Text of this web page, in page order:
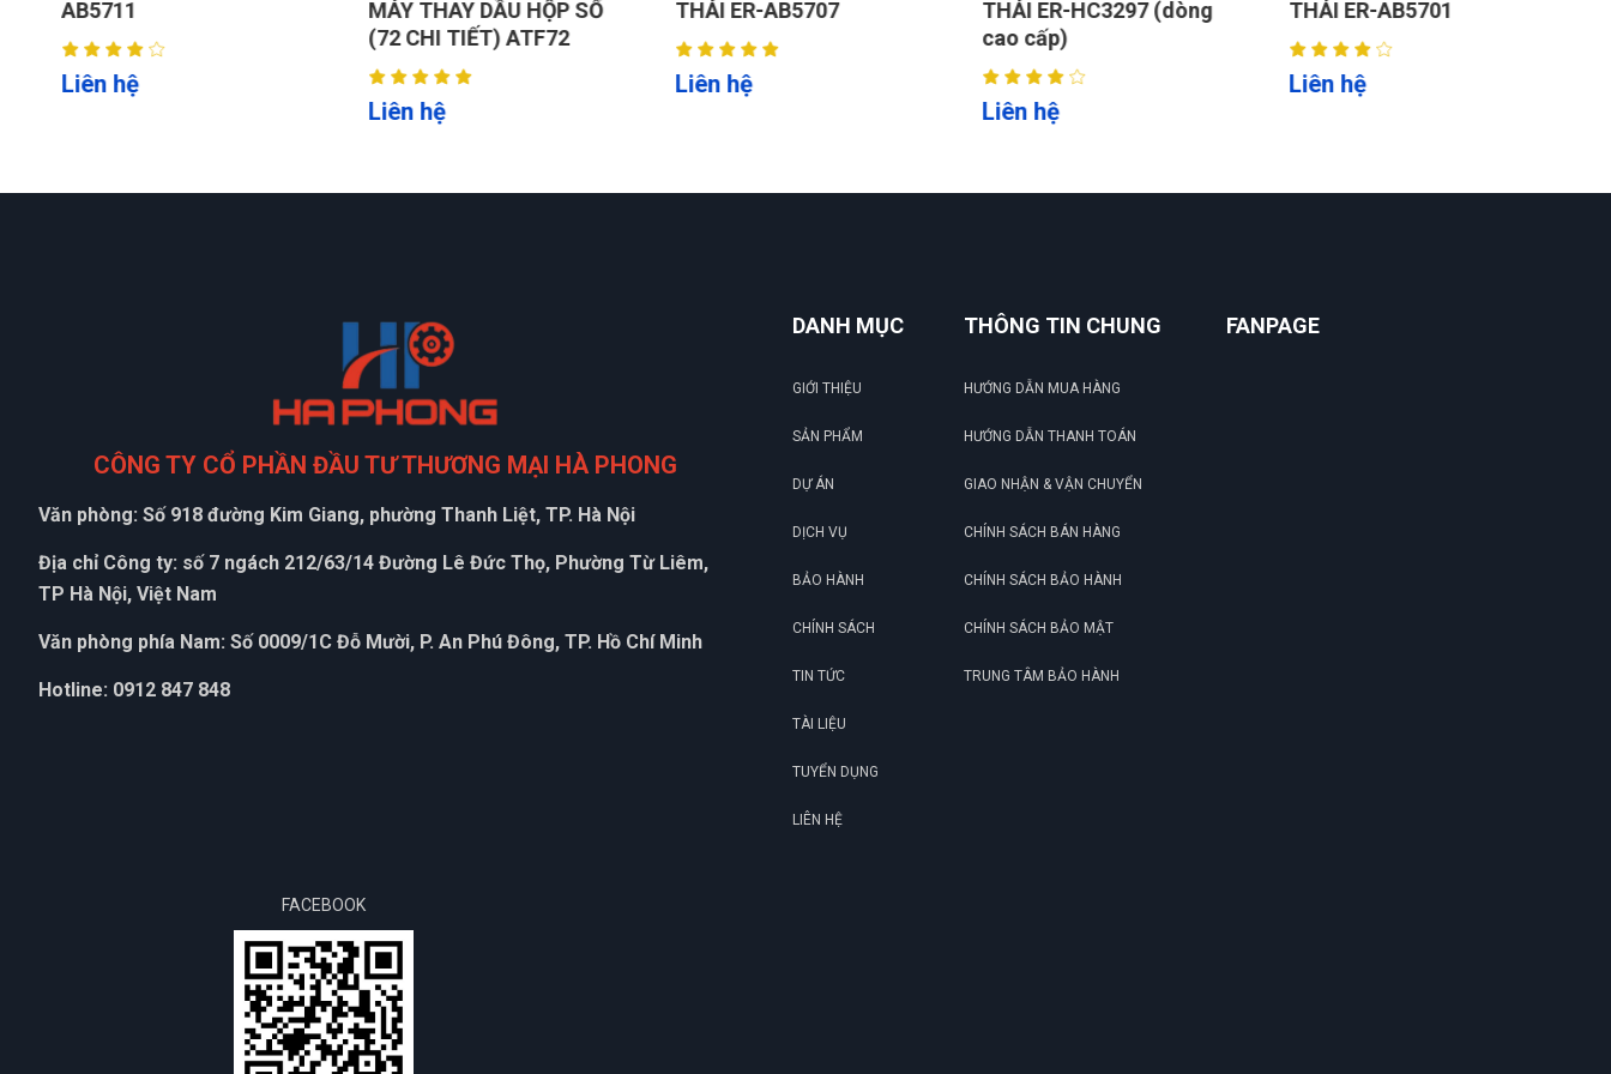
AB5711
Liên hệ
MÁY THAY DẦU HỘP SỐ
(72 CHI TIẾT) ATF72
Liên hệ
THẢI ER-AB5707
Liên hệ
THẢI ER-HC3297 (dòng
cao cấp)
Liên hệ
THẢI ER-AB5701
Liên hệ
CÔNG TY CỔ PHẦN ĐẦU TƯ THƯƠNG MẠI HÀ PHONG
Văn phòng: Số 918 đường Kim Giang, phường Thanh Liệt, TP. Hà Nội
Địa chỉ Công ty: số 7 ngách 212/63/14 Đường Lê Đức Thọ, Phường Từ Liêm,
TP Hà Nội, Việt Nam
Văn phòng phía Nam: Số 0009/1C Đỗ Mười, P. An Phú Đông, TP. Hồ Chí Minh
Hotline: 0912 847 848
DANH MỤC
GIỚI THIỆU
SẢN PHẨM
DỰ ÁN
DỊCH VỤ
BẢO HÀNH
CHÍNH SÁCH
TIN TỨC
TÀI LIỆU
TUYỂN DỤNG
LIÊN HỆ
THÔNG TIN CHUNG
HƯỚNG DẪN MUA HÀNG
HƯỚNG DẪN THANH TOÁN
GIAO NHẬN & VẬN CHUYỂN
CHÍNH SÁCH BÁN HÀNG
CHÍNH SÁCH BẢO HÀNH
CHÍNH SÁCH BẢO MẬT
TRUNG TÂM BẢO HÀNH
FANPAGE
FACEBOOK